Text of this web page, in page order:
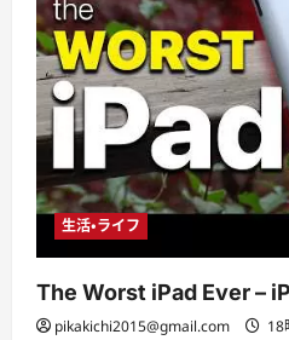
生活・ライフ
The Worst iPad Ever –
pikakichi2015@gmail.com 18